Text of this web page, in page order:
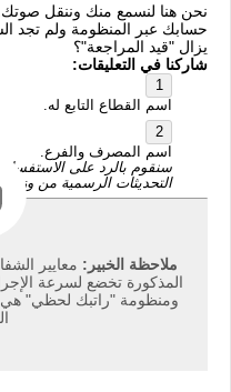
نحن هنا لنسمع منك وننقل
حسابك عبر المنظومة ولم تجد
يزال "قيد المراجعة"؟
شاركنا في التعليقات:
اسم القطاع التابع له.
اسم المصرف والفرع.
سنقوم بالرد على
التحديثات الرسمية من وزارة
ملاحظة الخبير: معايير
المذكورة تخضع لسرعة
ومنظومة "راتبك لحظي" هي